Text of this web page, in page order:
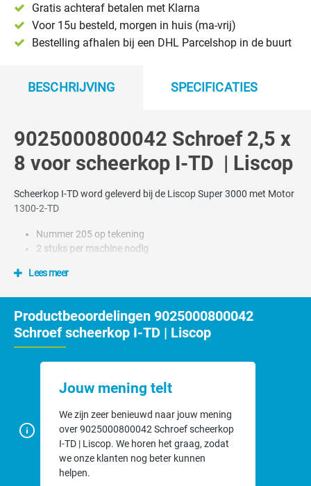
Gratis achteraf betalen met Klarna
Voor 15u besteld, morgen in huis (ma-vrij)
Bestelling afhalen bij een DHL Parcelshop in de buurt
BESCHRIJVING SPECIFICATIES
9025000800042 Schroef 2,5 x
8 voor scheerkop I-TD | Liscop
Scheerkop I-TD word geleverd bij de Liscop Super 3000 met Motor
1300-2-TD
Nummer 205 op tekening
2 stuks per machine nodig
Lees meer
Productbeoordelingen 9025000800042
Schroef scheerkop I-TD | Liscop
Jouw mening telt
We zijn zeer benieuwd naar jouw mening
over 9025000800042 Schroef scheerkop
I-TD | Liscop. We horen het graag, zodat
we onze klanten nog beter kunnen
helpen.